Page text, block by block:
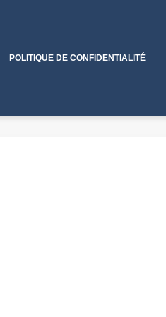
POLITIQUE DE CONFIDENTIALITÉ